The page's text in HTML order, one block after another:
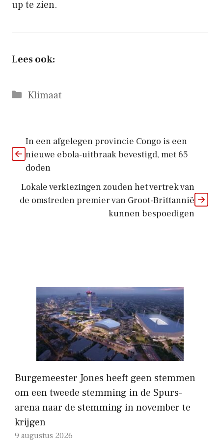
up te zien.
Lees ook:
Categorieën
Klimaat
In een afgelegen provincie Congo is een
nieuwe ebola-uitbraak bevestigd, met 65
doden
Lokale verkiezingen zouden het vertrek van
de omstreden premier van Groot-Brittannië
kunnen bespoedigen
Burgemeester Jones heeft geen stemmen
om een ​​tweede stemming in de Spurs-
arena naar de stemming in november te
krijgen
9 augustus 2026